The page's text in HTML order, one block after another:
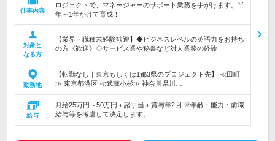
仕事内容
ロジェクトで、マネージャーのサポート業務を手がけます。半
年～1年かけて育成！
対象と
なる方
【業界・職種未経験歓迎】◆ビジネスレベルの英語力をお持ち
の方《歓迎》◇サービス業や秘書など対人業務の経験
勤務地
【転勤なし｜東京もしくは1都3県のプロジェクト先】 ≪田町
≫ 東京都港区 ≪武蔵小杉≫ 神奈川県川…
給与
月給25万円～50万円＋諸手当＋賞与年2回 ※年齢・能力・前職
給与等を考慮して決定します。